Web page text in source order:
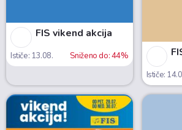
FIS vikend akcija
Ističe: 13.08. Sniženo do: 44%
Ističe: